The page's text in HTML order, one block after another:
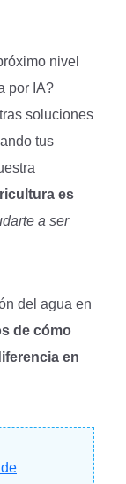
nivel
por IA?
soluciones
tus
es
a ser
del agua en
de cómo
en